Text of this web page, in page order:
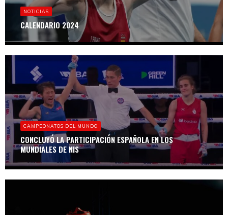
NOTICIAS
CALENDARIO 2024
CAMPEONATOS DEL MUNDO
CONCLUYÓ LA PARTICIPACIÓN ESPAÑOLA EN LOS
MUNDIALES DE NIS